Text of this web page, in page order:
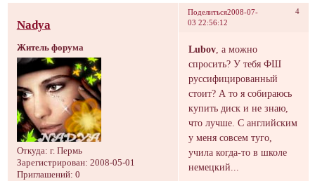
Поделиться 4
2008-07-
03 22:56:12
Nadya
Житель форума
Откуда: г. Пермь
Зарегистрирован: 2008-05-01
Приглашений: 0
Lubov , а можно
спросить? У тебя ФШ
руссифицированный
стоит? А то я собираюсь
купить диск и не знаю,
что лучше. С английским
у меня совсем туго,
учила когда-то в школе
немецкий...